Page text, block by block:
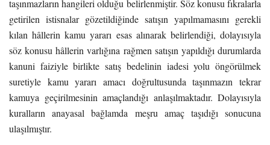
taşınmazların hangileri olduğu belirlenmiştir. Söz konusu fıkralarla
getirilen istisnalar gözetildiğinde satışın yapılmamasını gerekli
kılan hâllerin kamu yararı esas alınarak belirlendiği, dolayısıyla
söz konusu hâllerin varlığına rağmen satışın yapıldığı durumlarda
kanuni faiziyle birlikte satış bedelinin iadesi yolu öngörülmek
suretiyle kamu yararı amacı doğrultusunda taşınmazın tekrar
kamuya geçirilmesinin amaçlandığı anlaşılmaktadır. Dolayısıyla
kuralların anayasal bağlamda meşru amaç taşıdığı sonucuna
ulaşılmıştır.